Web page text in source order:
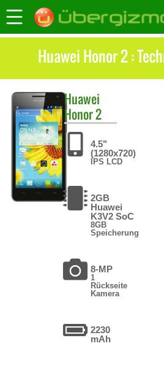
Huawei Honor 2 :
Huawei
Honor 2
4.5"
(1280x720)
IPS LCD
2GB
Huawei
K3V2 SoC
8GB
Speicherung
8-MP
1
Rückseite
Kamera
2230
mAh